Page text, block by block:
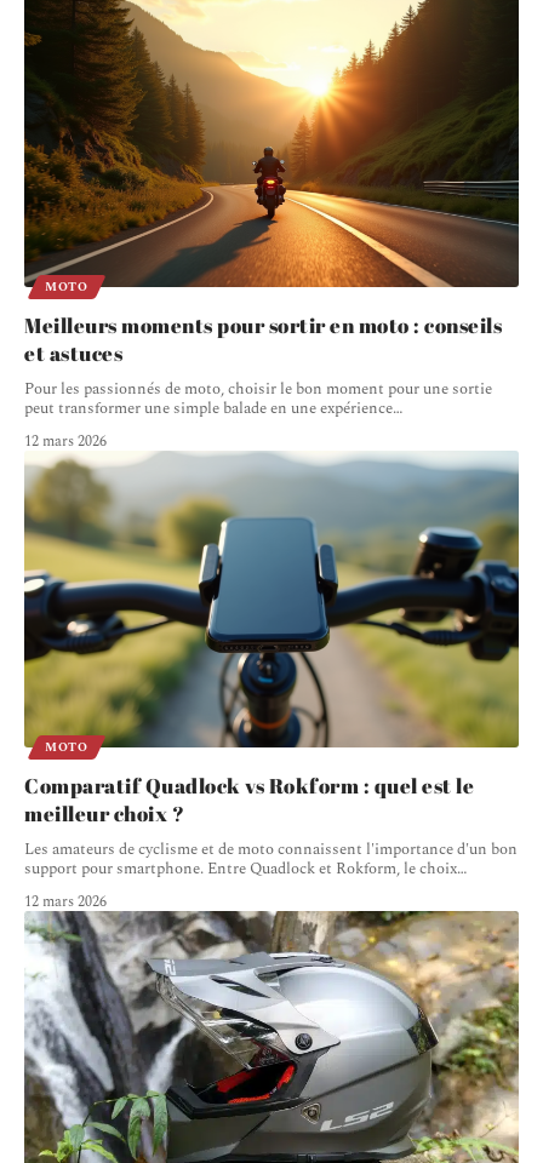
MOTO
Meilleurs moments pour sortir en moto : conseils
et astuces
Pour les passionnés de moto, choisir le bon moment pour une sortie
peut transformer une simple balade en une expérience…
12 mars 2026
MOTO
Comparatif Quadlock vs Rokform : quel est le
meilleur choix ?
Les amateurs de cyclisme et de moto connaissent l'importance d'un bon
support pour smartphone. Entre Quadlock et Rokform, le choix…
12 mars 2026